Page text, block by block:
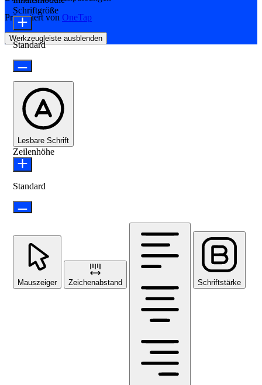
Präsentiert von OneTap
Werkzeugleiste ausblenden
Schriftgröße
Standard
Lesbare Schrift
Zeilenhöhe
Standard
Mauszeiger Zeichenabstand Schriftstärke